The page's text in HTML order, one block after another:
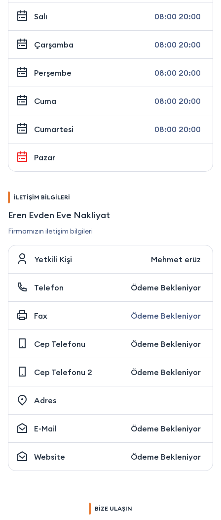
Salı 08:00 20:00
Çarşamba 08:00 20:00
Perşembe 08:00 20:00
Cuma 08:00 20:00
Cumartesi 08:00 20:00
Pazar
İLETİŞİM BİLGİLERİ
Eren Evden Eve Nakliyat
Firmamızın iletişim bilgileri
Yetkili Kişi Mehmet erüz
Telefon Ödeme Bekleniyor
Fax Ödeme Bekleniyor
Cep Telefonu Ödeme Bekleniyor
Cep Telefonu 2 Ödeme Bekleniyor
Adres
E-Mail Ödeme Bekleniyor
Website Ödeme Bekleniyor
BİZE ULAŞIN